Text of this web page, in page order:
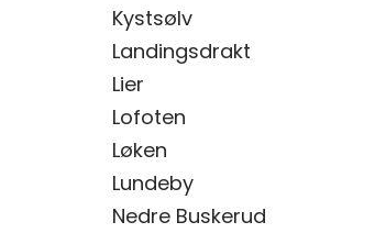
Kystsølv
Landingsdrakt
Lier
Lofoten
Løken
Lundeby
Nedre Buskerud